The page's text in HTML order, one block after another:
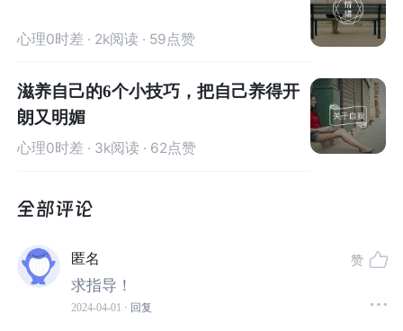
我想说心理弹性是它
心理0时差 · 2k阅读 · 59点赞
滋养自己的6个小技巧，把自己养得开
朗又明媚
心理0时差 · 3k阅读 · 62点赞
匿名
求指导！
2024-04-01 · 回复
赞